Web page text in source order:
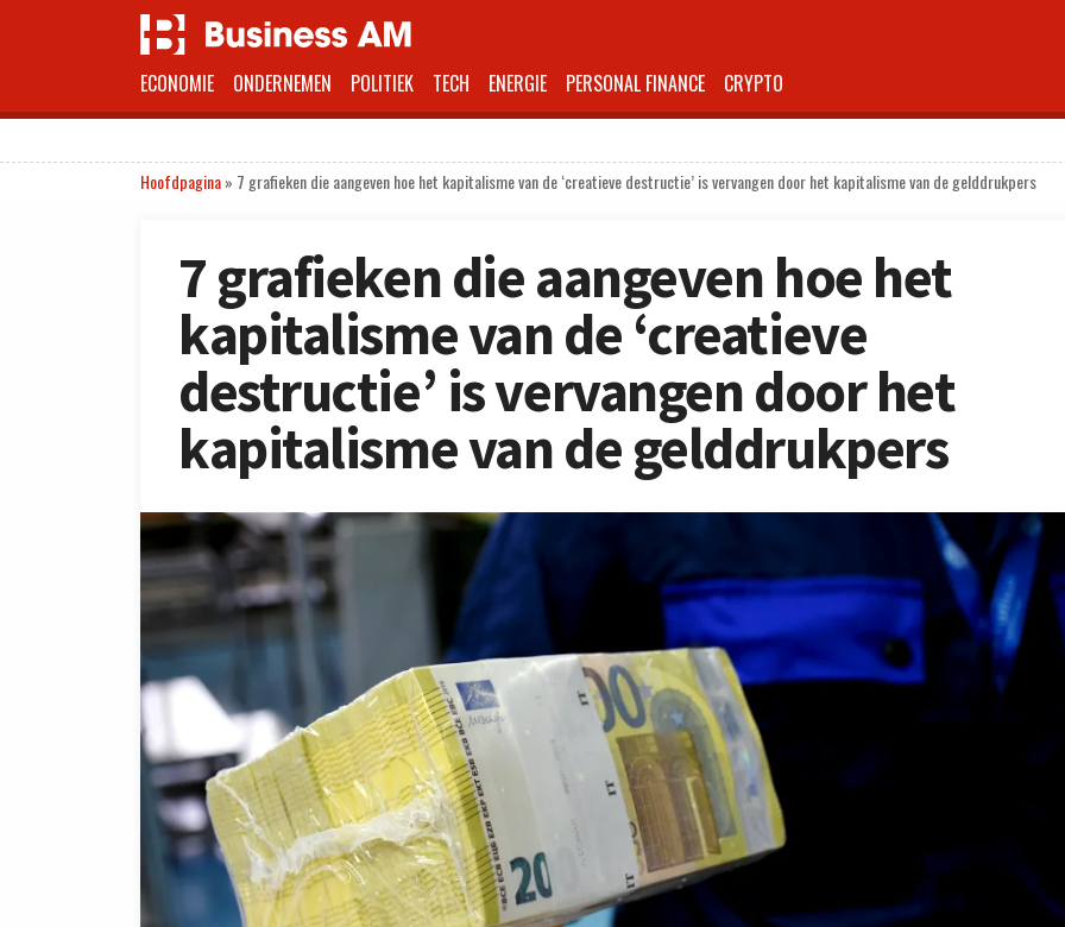
ECONOMIE ONDERNEMEN POLITIEK TECH ENERGIE PERSONAL FINANCE CRYPTO
Hoofdpagina» 7 grafieken die aangeven hoe het kapitalisme van de ‘creatieve destructie’ is vervangen door het kapitalisme van de gelddrukpers
7 grafieken die aangeven hoe het
kapitalisme van de ‘creatieve
destructie’ is vervangen door het
kapitalisme van de gelddrukpers